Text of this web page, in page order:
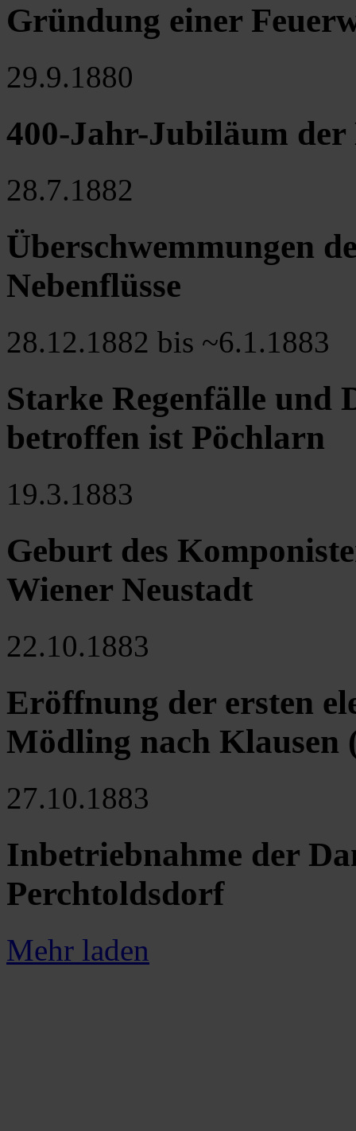
Gründung einer
29.9.1880
400-Jahr-Jubiläum
28.7.1882
Überschwemmungen
Nebenflüsse
28.12.1882 bis ~6.1.1883
Starke Regenfälle und
betroffen ist Pöchlarn
19.3.1883
Geburt des
Wiener Neustadt
22.10.1883
Eröffnung der ersten
Mödling nach Klausen
27.10.1883
Inbetriebnahme der
Perchtoldsdorf
Mehr laden